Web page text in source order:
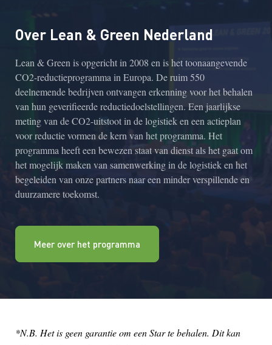
Over Lean & Green Nederland
Lean & Green is opgericht in 2008 en is het toonaangevende
CO2-reductieprogramma in Europa. De ruim 550
deelnemende bedrijven ontvangen erkenning voor het behalen
van hun geverifieerde reductiedoelstellingen. Een jaarlijkse
meting van de CO2-uitstoot in de logistiek en een actieplan
voor reductie vormen de kern van het programma. Het
programma heeft een bewezen staat van dienst als het gaat om
het mogelijk maken van samenwerking in de logistiek en het
begeleiden van onze partners naar een minder verspillende en
duurzamere toekomst.
Meer over het programma
*N.B. Het is geen garantie om een Star te behalen. Dit kan